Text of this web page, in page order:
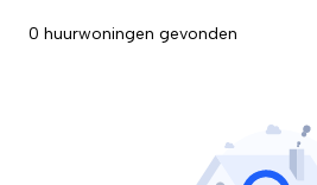
0 huurwoningen gevonden